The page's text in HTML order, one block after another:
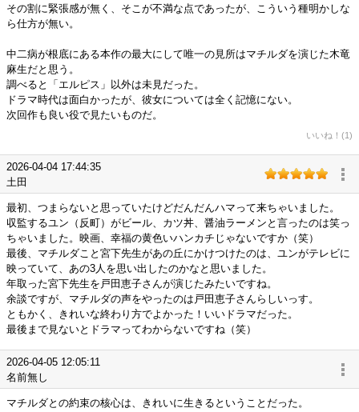
その割に緊張感が無く、そこが不満な点であったが、こういう種明かしな
ら仕方が無い。
中二病が根底にある本作の最大にして唯一の見所はマチルダを演じた木竜
麻生だと思う。
調べると「エルピス」以外は未見だった。
ドラマ時代は面白かったが、彼女については全く記憶にない。
次回作も良い役で見たいものだ。
いいね！(1)
2026-04-04 17:44:35
土田
最初、つまらないと思っていたけどだんだんハマって来ちゃいました。
収監するユン（反町）がビール、カツ丼、醤油ラーメンと言ったのは笑っ
ちゃいました。映画、幸福の黄色いハンカチじゃないですか（笑）
最後、マチルダこと宮下先生があの丘にかけつけたのは、ユンがテレビに
映っていて、あの3人を思い出したのかなと思いました。
年取った宮下先生を戸田恵子さんが演じたみたいですね。
余談ですが、マチルダの声をやったのは戸田恵子さんらしいっす。
ともかく、きれいな終わり方でよかった！いいドラマだった。
最後まで見ないとドラマってわからないですね（笑）
2026-04-05 12:05:11
名前無し
マチルダとの約束の核心は、きれいに生きるということだった。